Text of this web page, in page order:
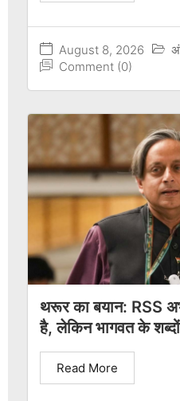
August 8, 2026
Comment (0)
थरूर का बयान: RSS
है, लेकिन भागवत के
Read More